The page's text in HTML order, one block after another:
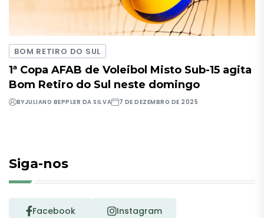
BOM RETIRO DO SUL
1ª Copa AFAB de Voleibol Misto Sub-15 agita
Bom Retiro do Sul neste domingo
BYJULIANO BEPPLER DA SILVA 7 DE DEZEMBRO DE 2025
Siga-nos
Facebook Instagram